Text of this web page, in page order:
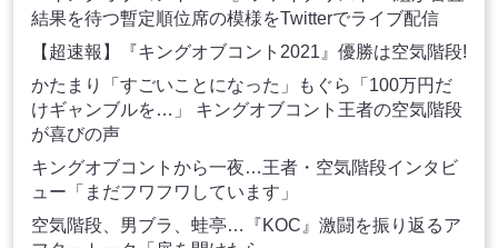
結果を待つ暫定順位席の模様をTwitterでライブ配信
【超速報】『キングオブコント2021』優勝は空気階段!
かたまり「すごいことになった」もぐら「100万円だ
けギャンブルを…」 キングオブコント王者の空気階段
が喜びの声
キングオブコントから一夜…王者・空気階段インタビ
ュー「まだフワフワしています」
空気階段、男ブラ、蛙亭…『KOC』激闘を振り返るア